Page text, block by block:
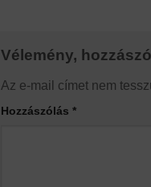
Vélemény,
Az e-mail címet nem
Hozzászólás *